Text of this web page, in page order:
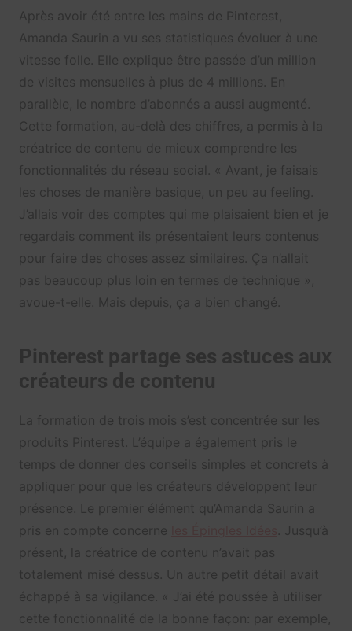
Après avoir été entre les mains de Pinterest,
Amanda Saurin a vu ses statistiques évoluer à une
vitesse folle. Elle explique être passée d’un million
de visites mensuelles à plus de 4 millions. En
parallèle, le nombre d’abonnés a aussi augmenté.
Cette formation, au-delà des chiffres, a permis à la
créatrice de contenu de mieux comprendre les
fonctionnalités du réseau social. « Avant, je faisais
les choses de manière basique, un peu au feeling.
J’allais voir des comptes qui me plaisaient bien et je
regardais comment ils présentaient leurs contenus
pour faire des choses assez similaires. Ça n’allait
pas beaucoup plus loin en termes de technique »,
avoue-t-elle. Mais depuis, ça a bien changé.
Pinterest partage ses astuces aux
créateurs de contenu
La formation de trois mois s’est concentrée sur les
produits Pinterest. L’équipe a également pris le
temps de donner des conseils simples et concrets à
appliquer pour que les créateurs développent leur
présence. Le premier élément qu’Amanda Saurin a
pris en compte concerne
. Jusqu’à
présent, la créatrice de contenu n’avait pas
totalement misé dessus. Un autre petit détail avait
échappé à sa vigilance. « J’ai été poussée à utiliser
cette fonctionnalité de la bonne façon: par exemple,